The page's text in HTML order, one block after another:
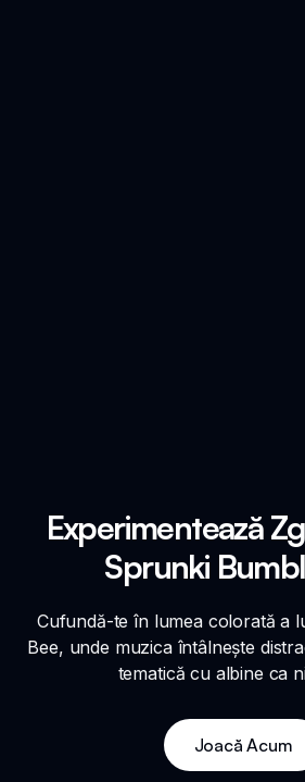
Experimentează
Sprunki
Cufundă-te în lumea colorată a
Bee, unde muzica întâlnește
tematică cu albine ca
Joacă Acum